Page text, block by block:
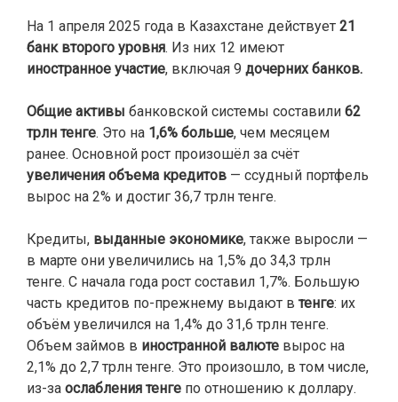
На 1 апреля 2025 года в Казахстане действует 21
банк второго уровня. Из них 12 имеют
иностранное участие, включая 9 дочерних банков.
Общие активы банковской системы составили 62
трлн тенге. Это на 1,6% больше, чем месяцем
ранее. Основной рост произошёл за счёт
увеличения объема кредитов — ссудный портфель
вырос на 2% и достиг 36,7 трлн тенге.
Кредиты, выданные экономике, также выросли —
в марте они увеличились на 1,5% до 34,3 трлн
тенге. С начала года рост составил 1,7%. Большую
часть кредитов по-прежнему выдают в тенге: их
объём увеличился на 1,4% до 31,6 трлн тенге.
Объем займов в иностранной валюте вырос на
2,1% до 2,7 трлн тенге. Это произошло, в том числе,
из-за ослабления тенге по отношению к доллару.